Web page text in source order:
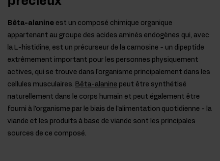
Bêta-alanine est un composé chimique organique
appartenant au groupe des acides aminés endogènes qui, avec
la L-histidine, est un précurseur de la carnosine - un dipeptide
extrêmement important pour les personnes physiquement
actives, qui se trouve dans l'organisme principalement dans les
cellules musculaires. Bêta-alanine peut être synthétisé
naturellement dans le corps humain et peut également être
fourni à l'organisme par le biais de l'alimentation quotidienne - la
viande et les produits à base de viande sont les principales
sources de ce composé.